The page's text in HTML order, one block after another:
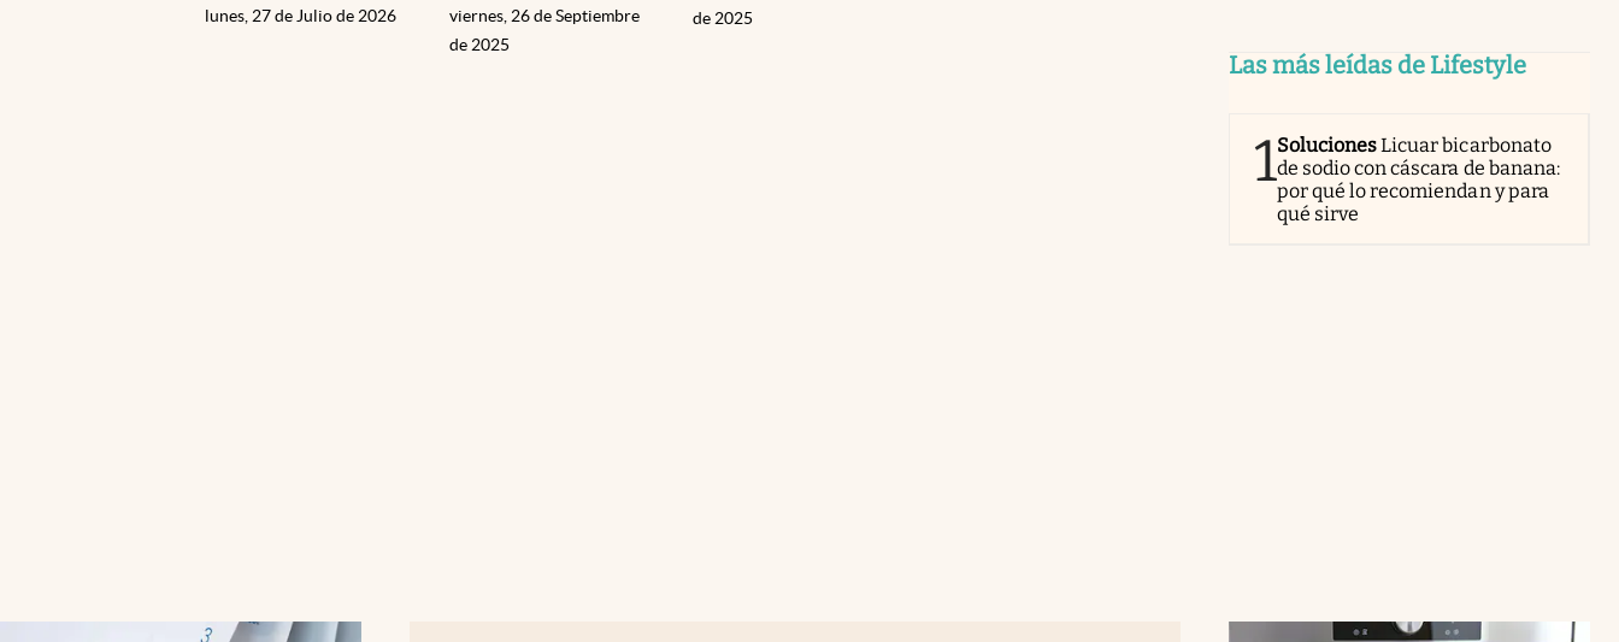
lunes, 27 de Julio de 2026
viernes, 26 de Septiembre
de 2025
de 2025
Las más leídas de Lifestyle
1SolucionesLicuar bicarbonato
de sodio con cáscara de banana:
por qué lo recomiendan y para
qué sirve